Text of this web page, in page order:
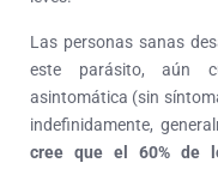
Las personas sanas
este parásito, aún
asintomática (sin
indefinidamente,
cree que el 60% de